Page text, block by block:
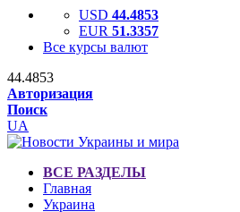
USD 44.4853
EUR 51.3357
Все курсы валют
44.4853
Авторизация
Поиск
UA
ВСЕ РАЗДЕЛЫ
Главная
Украина